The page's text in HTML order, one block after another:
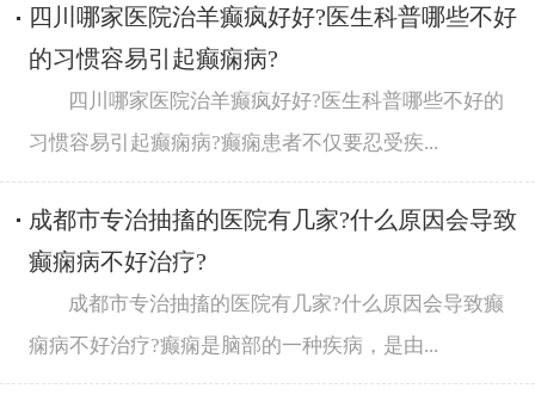
四川哪家医院治羊癫疯好好?医生科普哪些不好
的习惯容易引起癫痫病?
四川哪家医院治羊癫疯好好?医生科普哪些不好的
习惯容易引起癫痫病?癫痫患者不仅要忍受疾...
成都市专治抽搐的医院有几家?什么原因会导致
癫痫病不好治疗?
成都市专治抽搐的医院有几家?什么原因会导致癫
痫病不好治疗?癫痫是脑部的一种疾病，是由...